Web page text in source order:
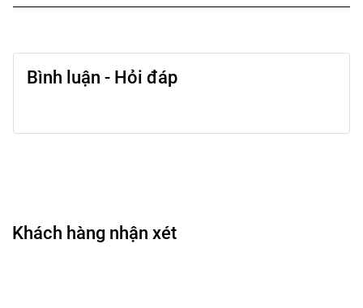
Bình luận - Hỏi đáp
Khách hàng nhận xét